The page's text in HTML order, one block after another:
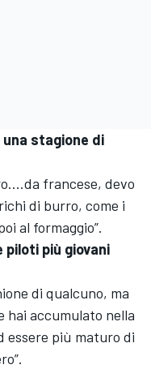
stagione di
francese, devo
di burro, come i
al formaggio”.
piloti più giovani
di qualcuno, ma
hai accumulato nella
essere più maturo di